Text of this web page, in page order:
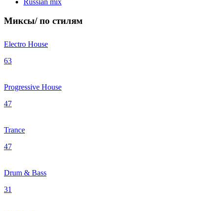
Russian mix
Миксы/по стилям
Electro House
63
Progressive House
47
Trance
47
Drum & Bass
31